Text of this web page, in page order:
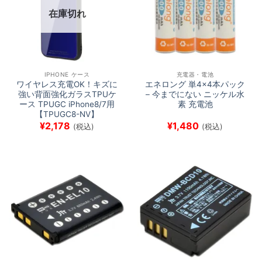
在庫切れ
IPHONE ケース
ワイヤレス充電OK！キズに
強い背面強化ガラスTPUケ
ース TPUGC iPhone8/7用
【TPUGC8-NV】
¥2,178 (税込)
充電器・電池
エネロング 単4×4本パック
– 今までにない ニッケル水
素 充電池
¥1,480 (税込)